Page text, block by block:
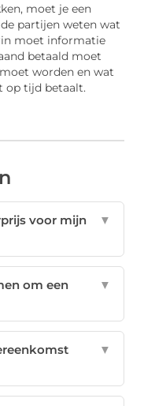
moet je een
partijen weten wat
moet informatie
betaald moet
worden en wat
op tijd betaalt.
voor mijn
▼
om een
▼
▼